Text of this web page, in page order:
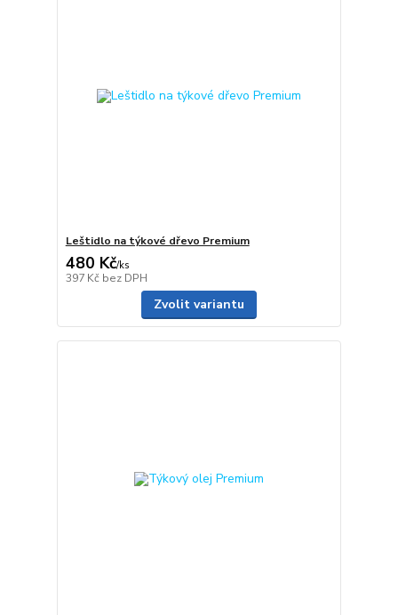
Leštidlo na týkové dřevo Premium
480 Kč/ks
397 Kč bez DPH
Zvolit variantu